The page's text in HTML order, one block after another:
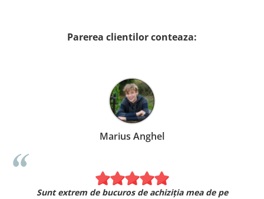
Parerea clientilor conteaza:
Marius Anghel
Sunt extrem de bucuros de achiziția mea de pe